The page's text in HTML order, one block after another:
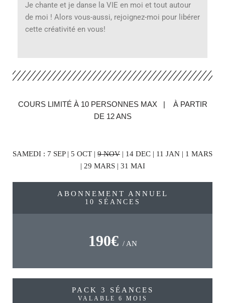
Je chante et je danse la VIE en moi et tout autour
de moi ! Alors vous-aussi, rejoignez-moi pour libérer
cette créativité en vous!
COURS LIMITÉ À 10 PERSONNES MAX |
À PARTIR
DE 12 ANS
SAMEDI : 7 SEP | 5 OCT | 9 NOV | 14 DEC | 11 JAN | 1 MARS
| 29 MARS | 31 MAI
ABONNEMENT ANNUEL
10 SÉANCES
190€ / AN
PACK 3 SÉANCES
VALABLE 6 MOIS